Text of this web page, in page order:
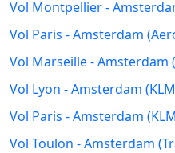
Vol Montpellier -
Vol Paris - Amsterdam
Vol Marseille - Amsterdam
Vol Lyon - Amsterdam
Vol Paris - Amsterdam
Vol Toulon - Amsterdam